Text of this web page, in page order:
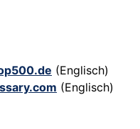
(Englisch)
(Englisch)